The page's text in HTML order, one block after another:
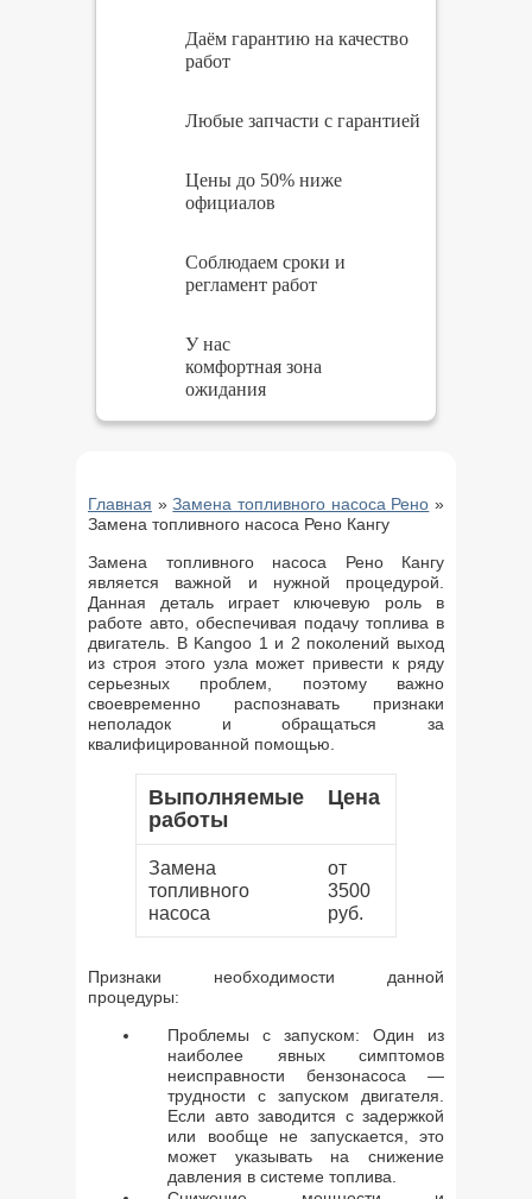
Даём гарантию на качество
работ
Любые запчасти с гарантией
Цены до 50% ниже
официалов
Соблюдаем сроки и
регламент работ
У нас
комфортная зона
ожидания
Главная »Замена топливного насоса Рено »
Замена топливного насоса Рено Кангу
Замена топливного насоса Рено Кангу
является важной и нужной процедурой.
Данная деталь играет ключевую роль в
работе авто, обеспечивая подачу топлива в
двигатель. В Kangoo 1 и 2 поколений выход
из строя этого узла может привести к ряду
серьезных проблем, поэтому важно
своевременно распознавать признаки
неполадок и обращаться за
квалифицированной помощью.
Выполняемые
работы
Цена
Замена
топливного
насоса
от
3500
руб.
Признаки необходимости данной
процедуры:
Проблемы с запуском: Один из
наиболее явных симптомов
неисправности бензонасоса —
трудности с запуском двигателя.
Если авто заводится с задержкой
или вообще не запускается, это
может указывать на снижение
давления в системе топлива.